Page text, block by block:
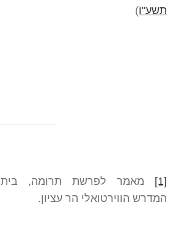
תשע"ו)
[1] מאמר לפרשת תרומה, בית
המדרש הווירטואלי הר עציון.